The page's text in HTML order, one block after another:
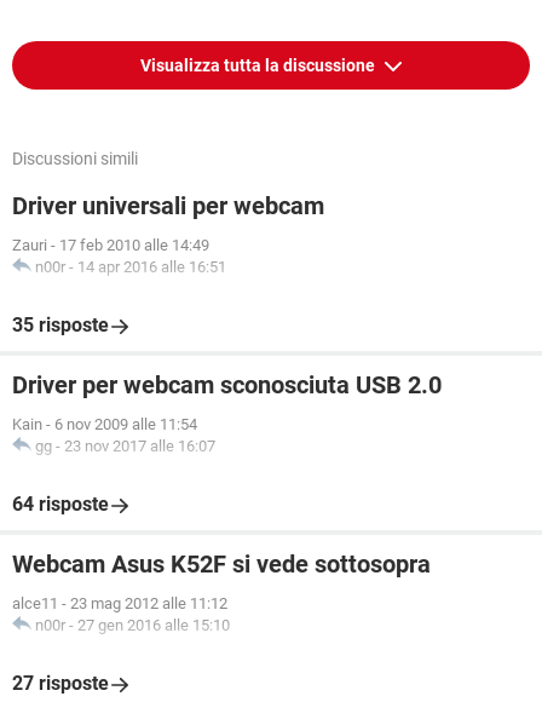
Visualizza tutta la discussione
Discussioni simili
Driver universali per webcam
Zauri - 17 feb 2010 alle 14:49
n00r - 14 apr 2016 alle 16:51
35 risposte
Driver per webcam sconosciuta USB 2.0
Kain - 6 nov 2009 alle 11:54
gg - 23 nov 2017 alle 16:07
64 risposte
Webcam Asus K52F si vede sottosopra
alce11 - 23 mag 2012 alle 11:12
n00r - 27 gen 2016 alle 15:10
27 risposte